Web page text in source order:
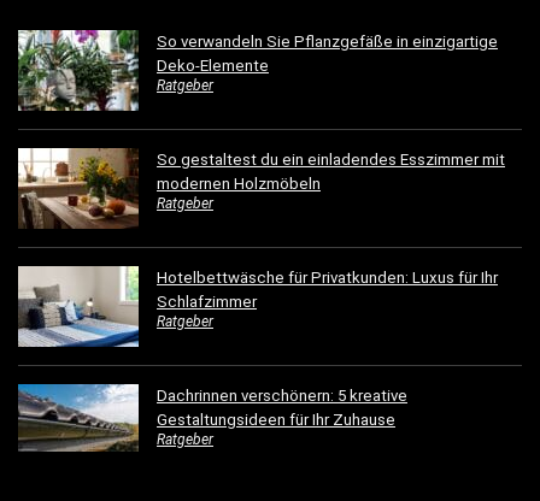
So verwandeln Sie Pflanzgefäße in einzigartige
Deko-Elemente
Ratgeber
So gestaltest du ein einladendes Esszimmer mit
modernen Holzmöbeln
Ratgeber
Hotelbettwäsche für Privatkunden: Luxus für Ihr
Schlafzimmer
Ratgeber
Dachrinnen verschönern: 5 kreative
Gestaltungsideen für Ihr Zuhause
Ratgeber